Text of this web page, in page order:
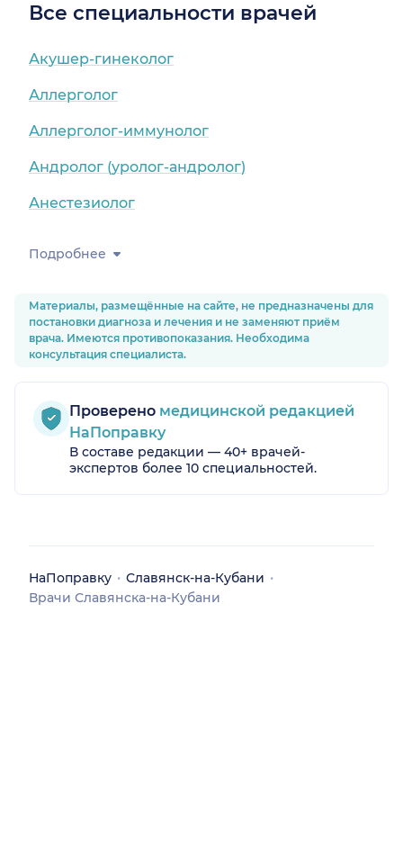
Все специальности врачей
Акушер-гинеколог
Аллерголог
Аллерголог-иммунолог
Андролог (уролог-андролог)
Анестезиолог
Подробнее
Материалы, размещённые на сайте, не предназначены для
постановки диагноза и лечения и не заменяют приём
врача. Имеются противопоказания. Необходима
консультация специалиста.
Проверено медицинской редакцией
НаПоправку
В составе редакции — 40+ врачей-
экспертов более 10 специальностей.
НаПоправку
Славянск-на-Кубани
Врачи Славянска-на-Кубани